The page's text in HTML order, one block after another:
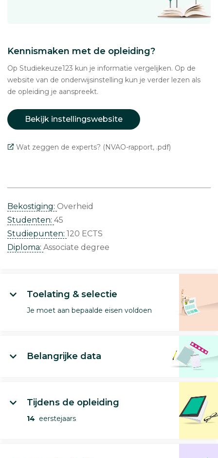
Kennismaken met de opleiding?
Op Studiekeuze123 kun je informatie vergelijken. Op de
website van de onderwijsinstelling kun je verder lezen als
de opleiding je aanspreekt.
Bekijk instellingswebsite
Wat zeggen de experts? (NVAO-rapport, .pdf)
Bekostiging: Overheid
Studenten: 45
Studiepunten: 120 ECTS
Diploma: Associate degree
Toelating & selectie
Je moet aan bepaalde eisen voldoen
Belangrijke data
Tijdens de opleiding
14 eerstejaars